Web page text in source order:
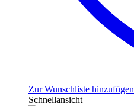
Zur Wunschliste hinzufügen
Schnellansicht